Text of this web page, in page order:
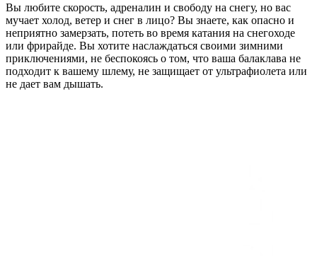
Вы любите скорость, адреналин и свободу на снегу, но вас
мучает холод, ветер и снег в лицо? Вы знаете, как опасно и
неприятно замерзать, потеть во время катания на снегоходе
или фрирайде. Вы хотите наслаждаться своими зимними
приключениями, не беспокоясь о том, что ваша балаклава не
подходит к вашему шлему, не защищает от ультрафиолета или
не дает вам дышать.